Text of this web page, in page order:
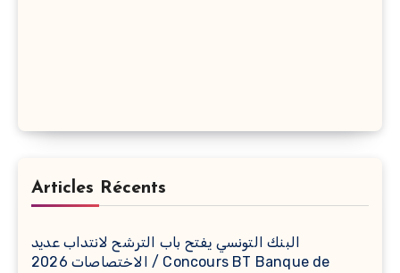
Articles Récents
البنك التونسي يفتح باب الترشح لانتداب عديد
الاختصاصات 2026 / Concours BT Banque de